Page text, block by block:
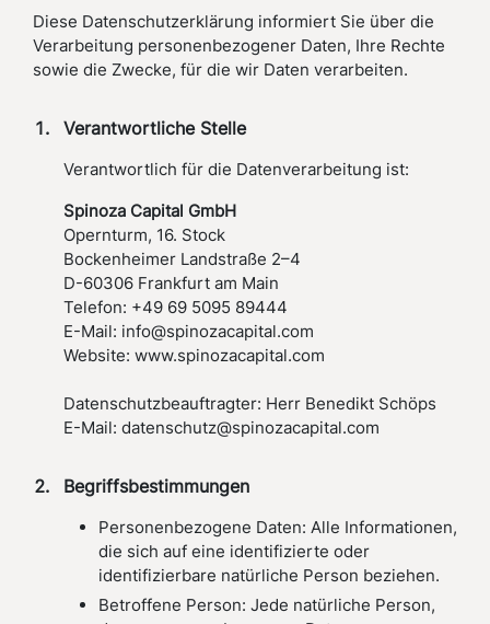
Diese Datenschutzerklärung informiert Sie über die
Verarbeitung personenbezogener Daten, Ihre Rechte
sowie die Zwecke, für die wir Daten verarbeiten.
Verantwortliche Stelle
Verantwortlich für die Datenverarbeitung ist:
Spinoza Capital GmbH
Opernturm, 16. Stock
Bockenheimer Landstraße 2–4
D-60306 Frankfurt am Main
Telefon: +49 69 5095 89444
E-Mail: info@spinozacapital.com
Website: www.spinozacapital.com
Datenschutzbeauftragter: Herr Benedikt Schöps
E-Mail: datenschutz@spinozacapital.com
Begriffsbestimmungen
Personenbezogene Daten: Alle Informationen,
die sich auf eine identifizierte oder
identifizierbare natürliche Person beziehen.
Betroffene Person: Jede natürliche Person,